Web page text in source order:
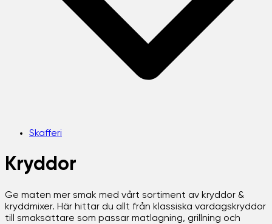
Skafferi
Kryddor
Ge maten mer smak med vårt sortiment av kryddor &
kryddmixer. Här hittar du allt från klassiska vardagskryddor
till smaksättare som passar matlagning, grillning och